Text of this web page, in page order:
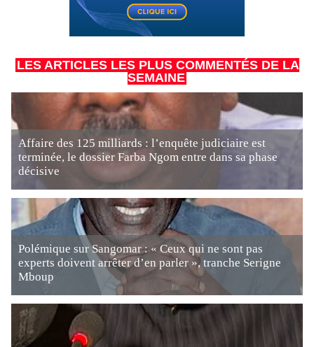
LES ARTICLES LES PLUS COMMENTÉS DE LA
SEMAINE
Affaire des 125 milliards : l’enquête judiciaire est
terminée, le dossier Farba Ngom entre dans sa phase
décisive
Polémique sur Sangomar : « Ceux qui ne sont pas
experts doivent arrêter d’en parler », tranche Serigne
Mboup